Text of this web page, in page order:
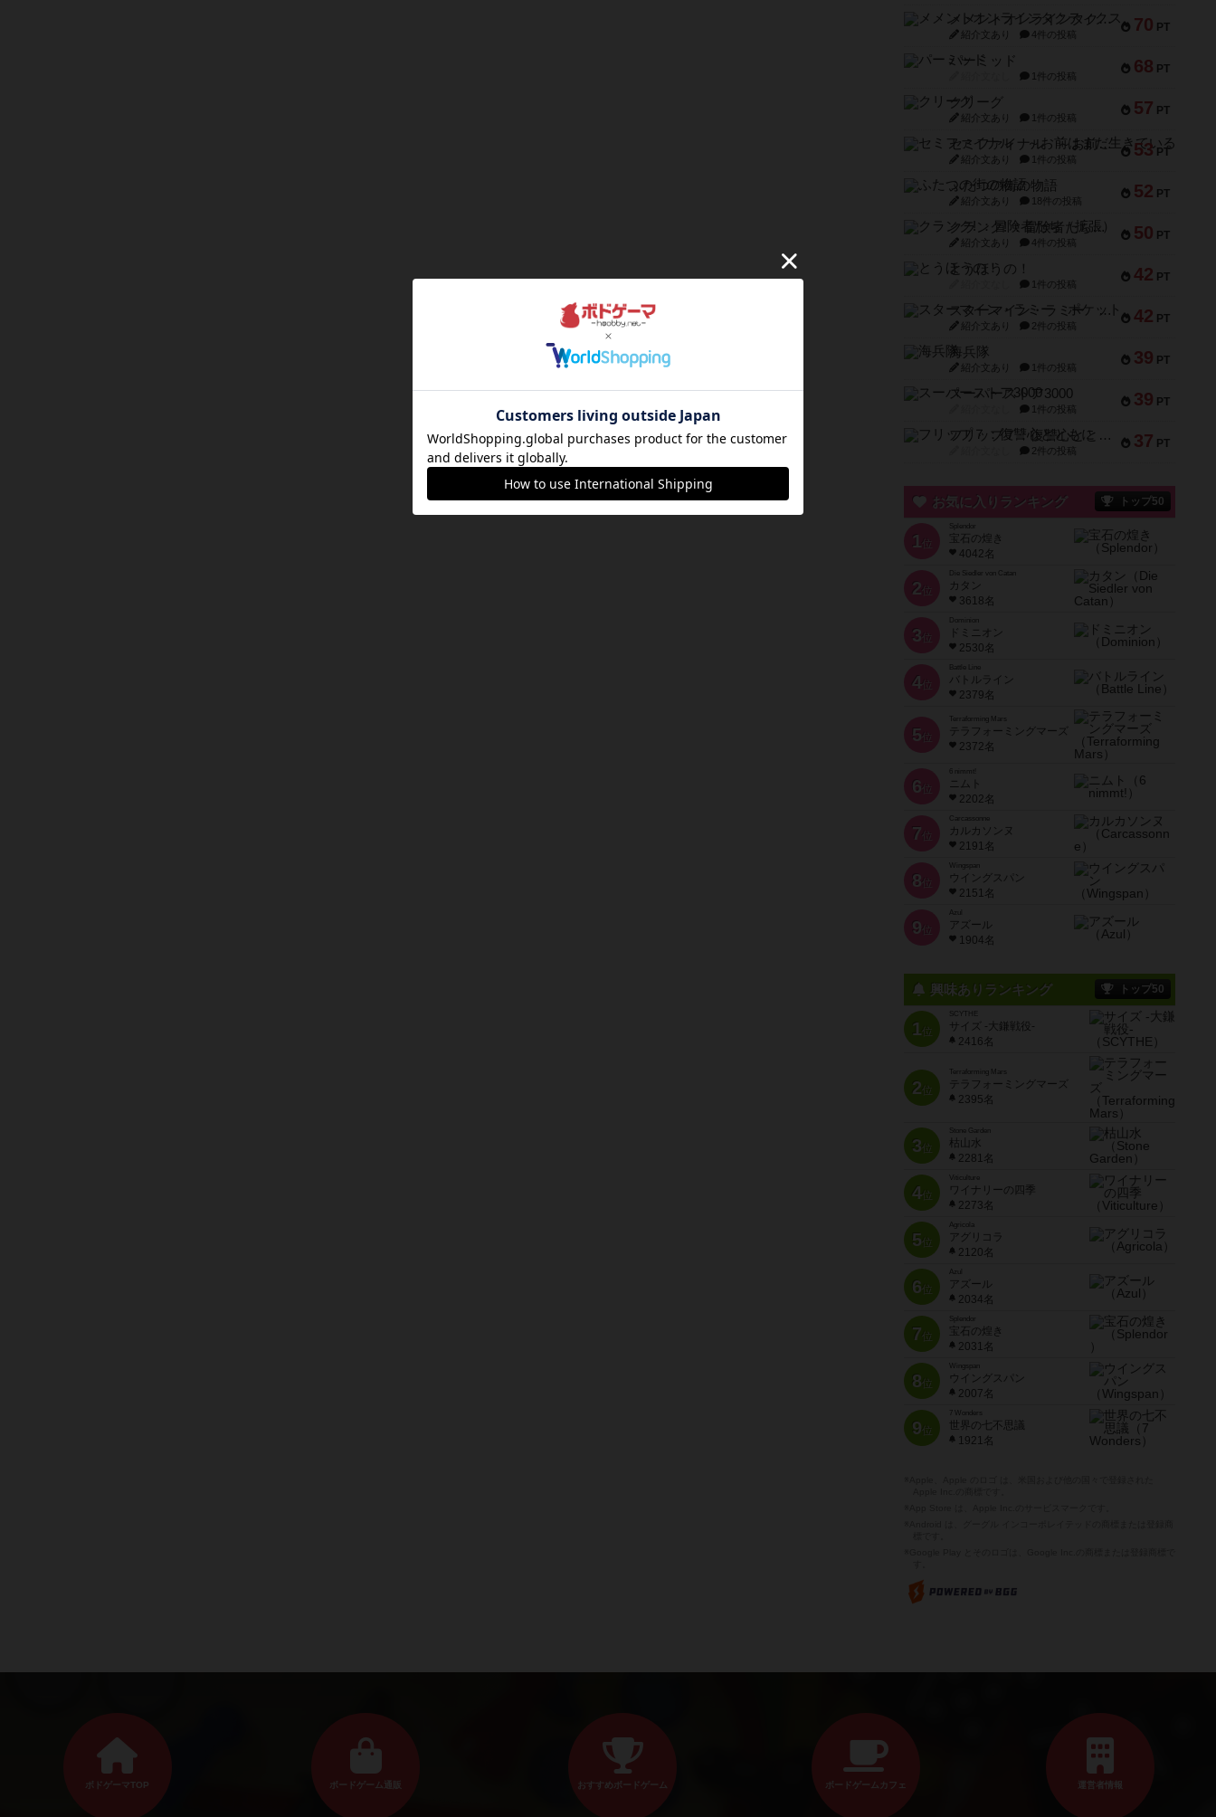
70 PT
メメントオンラインタクティクス
紹介文あり 4件の投稿
68 PT
パーミッド
1件の投稿
57 PT
クリーグ
紹介文あり 1件の投稿
53 PT
セミファイナル ～お前はまだ生きている～
紹介文あり 1件の投稿
52 PT
ふたつの街の物語
紹介文あり 18件の投稿
50 PT
クランク! ：冒険者たち（拡張）
紹介文あり 4件の投稿
42 PT
とうほうの！
1件の投稿
42 PT
スターマイン・ラミー ポケット
紹介文あり 2件の投稿
39 PT
海兵隊
紹介文あり 1件の投稿
39 PT
スーパーストア3000
1件の投稿
37 PT
フリップ７：復讐心とともに
2件の投稿
お気に入りランキング トップ50
1 位
宝石の煌き
4042名
2 位
Die Siedler von Catan
カタン
3618名
3 位
ドミニオン
2530名
4位
Battle Line
バトルライン
2379名
5 位
Terraforming Mars
テラフォーミングマーズ
2372名
6 位
ニムト
2202名
7 位
Carcassonne
カルカソンヌ
2191名
8 位
Wingspan
ウイングスパン
2151名
9 位
Azul
アズール
1904名
興味ありランキング トップ50
1位
SCYTHE
サイズ -大鎌戦役-
2416名
2位
Terraforming Mars
テラフォーミングマーズ
2395名
3位
Stone Garden
枯山水
2281名
4位
Viticulture
ワイナリーの四季
2273名
5位
Agricola
アグリコラ
2120名
6位
Azul
アズール
2034名
7位
宝石の煌き
2031名
8位
Wingspan
ウイングスパン
2007名
9位
7 Wonders
世界の七不思議
1921名
ボドゲーマTOP ボードゲーム通販 おすすめボードゲーム ボードゲームカフェ 運営者情報